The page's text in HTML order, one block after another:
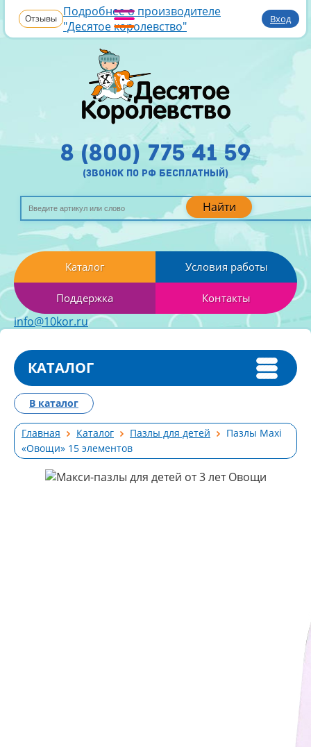
Отзывы Подробнее о производителе
"Десятое королевство"
Вход
Найти
8 (800) 775 41 59
(звонок по рф бесплатный)
Каталог Условия работы
Поддержка Контакты
info@10kor.ru
КАТАЛОГ
Главная Каталог Пазлы для детей
Пазлы Maxi
«Овощи» 15 элементов
В каталог